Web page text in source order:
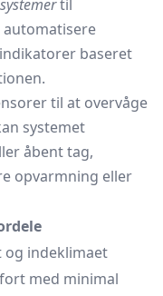
til
automatisere
baseret
til at overvåge
systemet
åbent tag,
opvarmning eller
og indeklimaet
med minimal